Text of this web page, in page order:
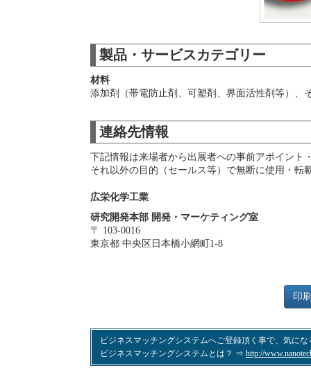
製品・サービスカテゴリー
材料
添加剤（帯電防止剤、可塑剤、界面活性剤等）、
連絡先情報
下記情報は来場者から出展者への事前アポイント
それ以外の目的（セールス等）で無断に使用・転
広栄化学工業
研究開発本部 開発・マーケティング室
〒 103-0016
東京都 中央区日本橋小網町1-8
印
ビジネスマッチングシステムへご登録頂く事で、気に
ビジネスマッチングシステムとは？ ⇒ http://